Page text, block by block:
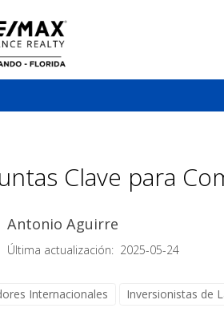
Clave para
Antonio Aguirre
Última actualización: 2025-05-24
Internacionales Inversionistas de